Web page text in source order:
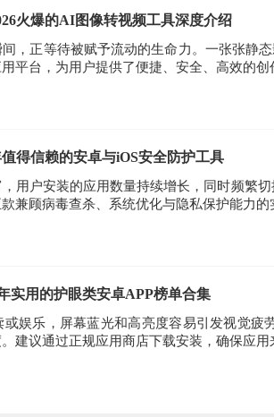
火爆的AI图像转视频工具深度介绍
，正等待被赋予流动的生命力。一张张静
平台，为用户提供了便捷、安全、高效的
得信赖的安卓与iOS安全防护工具
用户安装的应用数量持续增长，同时频繁
兼顾病毒查杀、系统优化与隐私保护能力
实用的护眼类安卓APP榜单合集
娱乐，屏幕蓝光和高亮度容易引发视觉
建议通过正规应用商店下载安装，确保应